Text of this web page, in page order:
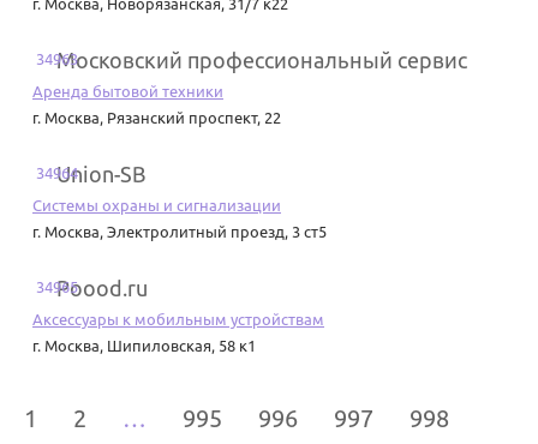
г. Москва, Новорязанская, 31/7 к22
34963Московский профессиональный сервис
Аренда бытовой техники
г. Москва, Рязанский проспект, 22
34964Union-SB
Системы охраны и сигнализации
г. Москва, Электролитный проезд, 3 ст5
34965Poood.ru
Аксессуары к мобильным устройствам
г. Москва, Шипиловская, 58 к1
1 2 … 995 996 997
998